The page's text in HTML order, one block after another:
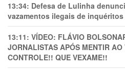
13:34: Defesa de Lulinha
vazamentos ilegais de
13:11: VÍDEO: FLÁVIO
JORNALISTAS APÓS MENTIR AO
CONTROLE!! QUE VEXAME!!